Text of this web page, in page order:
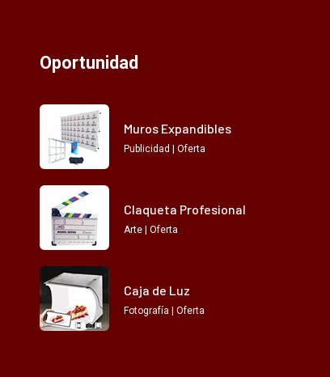
Oportunidad
Muros Expandibles
Publicidad | Oferta
Claqueta Profesional
Arte | Oferta
Caja de Luz
Fotografía | Oferta